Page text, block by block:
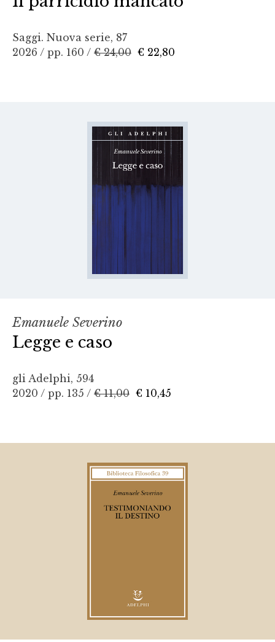
Saggi. Nuova serie, 87
2026 / pp. 160 / € 24,00 € 22,80
Emanuele Severino
Legge e caso
gli Adelphi, 594
2020 / pp. 135 / € 11,00 € 10,45